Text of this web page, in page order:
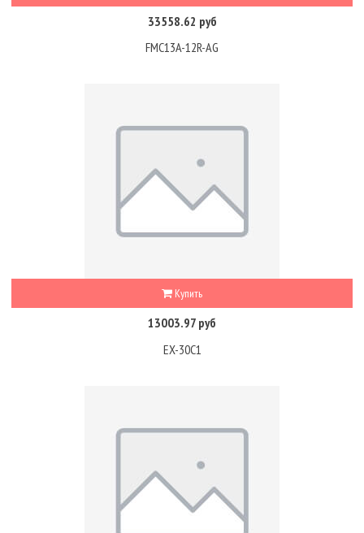
33558.62 руб
FMC13A-12R-AG
Купить
13003.97 руб
EX-30C1